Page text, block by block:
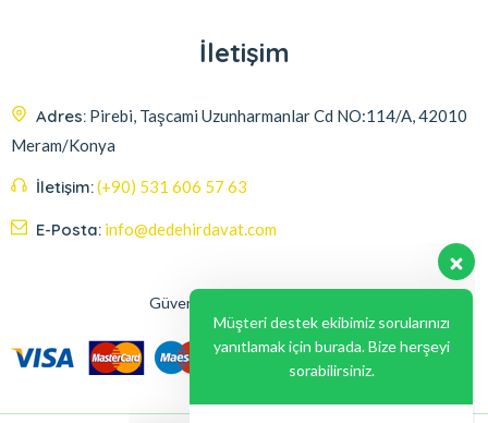
İletişim
Adres: Pirebi, Taşcami Uzunharmanlar Cd NO:114/A, 42010
Meram/Konya
İletişim:(+90) 531 606 57 63
E-Posta: info@dedehirdavat.com
Güvenli Ödeme Seçenekleri
Müşteri destek ekibimiz sorularınızı
yanıtlamak için burada. Bize herşeyi
sorabilirsiniz.